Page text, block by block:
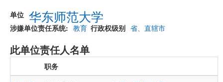
单位 华东师范大学
涉嫌单位责任系统 教育 行政权级别 省、直辖市
此单位责任人名单
职务